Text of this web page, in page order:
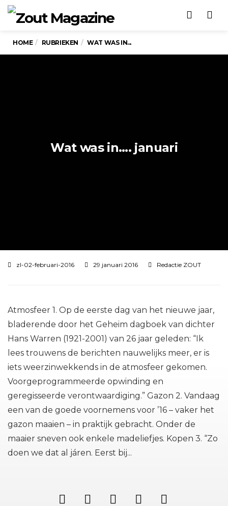
HOME RUBRIEKEN WAT WAS IN...
Wat was in…. januari
zl-02-februari-2016 29 januari 2016 Redactie ZOUT
Atmosfeer 1. Op de eerste dag van het nieuwe jaar,
bladerende door het Geheim dagboek van dichter
Hans Warren (1921-2001) van 26 jaar geleden: “Ik
lees trouwens de berichten nauwelijks meer, er is
iets weerzinwekkends in de atmosfeer gekomen.
Voorgeprogrammeerde opwinding en
geregisseerde verontwaardiging.” Gazon 2. Vandaag
een van de goede voornemens voor ’16 – vaker het
gazon maaien – in praktijk gebracht. Onder de
maaier sneven ook enkele madeliefjes. Kopen 3. “Zo
doen we dat al járen. Eerst bij...